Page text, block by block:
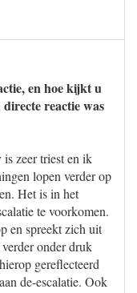
en hoe kijkt u
reactie was
zeer triest en ik
lopen verder op
Het is in het
te voorkomen.
en spreekt zich uit
onder druk
gereflecteerd
de-escalatie. Ook